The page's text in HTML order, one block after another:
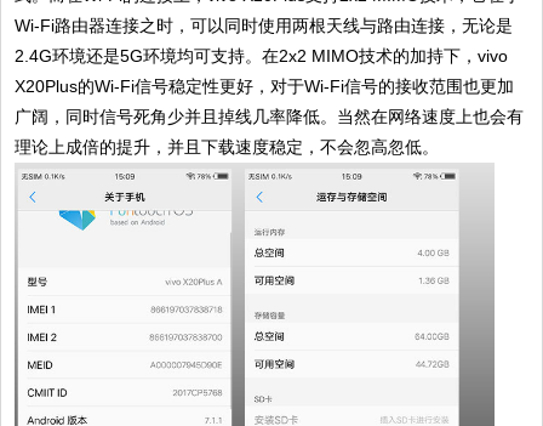
Wi-Fi路由器连接之时，可以同时使用两根天线与路由连接，无论是
2.4G环境还是5G环境均可支持。在2x2 MIMO技术的加持下，vivo
X20Plus的Wi-Fi信号稳定性更好，对于Wi-Fi信号的接收范围也更加
广阔，同时信号死角少并且掉线几率降低。当然在网络速度上也会有
理论上成倍的提升，并且下载速度稳定，不会忽高忽低。